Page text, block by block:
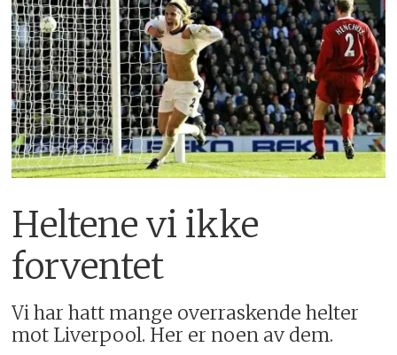
Heltene vi ikke
forventet
Vi har hatt mange overraskende helter
mot Liverpool. Her er noen av dem.